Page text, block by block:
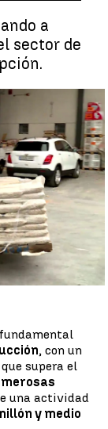
a
sector de
la construcción |
, con un
supera el
una actividad
y medio